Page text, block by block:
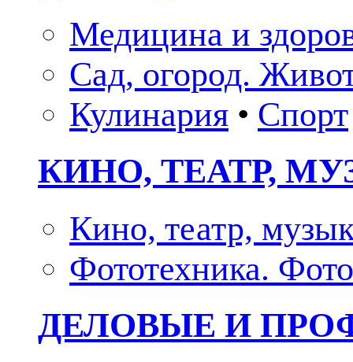
Медицина и
Сад, огород.
Кулинария • Спорт
КИНО, ТЕАТР,
Кино, театр,
Фототехника.
ДЕЛОВЫЕ И